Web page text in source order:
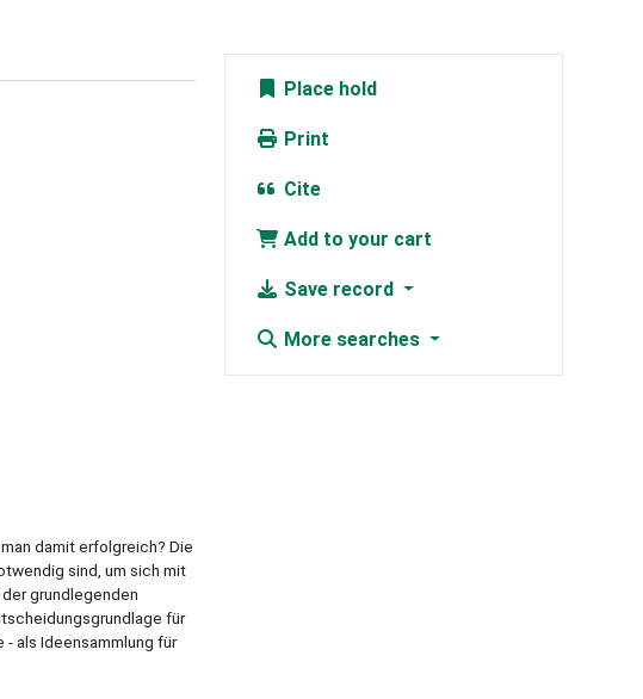
damit erfolgreich? Die
sind, um sich mit
grundlegenden
für
als Ideensammlung für
Place hold
Print
Cite
Add to your cart
Save record
More searches